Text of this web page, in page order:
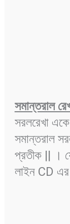
সমান্তরাল
সরলরেখা
সমান্তরাল
প্রতীক || ।
লাইন CD